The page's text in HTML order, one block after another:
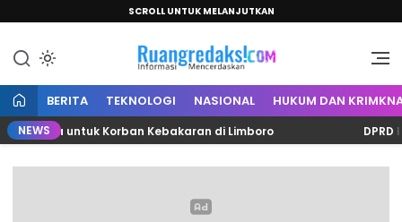
SCROLL UNTUK MELANJUTKAN
Ruang Redaksi
Informasi Mencerdaskan
BERITA TEKNOLOGI NASIONAL HUKUM DAN
NEWS
untuk Korban Kebakaran di Limboro DPRD